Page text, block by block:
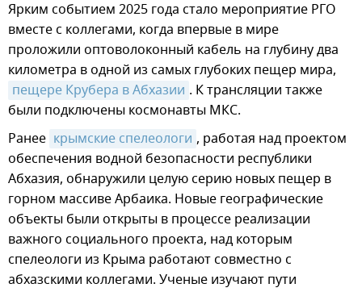
Ярким событием 2025 года стало мероприятие РГО
вместе с коллегами, когда впервые в мире
проложили оптоволоконный кабель на глубину два
километра в одной из самых глубоких пещер мира,
пещере Крубера в Абхазии . К трансляции также
были подключены космонавты МКС.
Ранее крымские спелеологи , работая над проектом
обеспечения водной безопасности республики
Абхазия, обнаружили целую серию новых пещер в
горном массиве Арбаика. Новые географические
объекты были открыты в процессе реализации
важного социального проекта, над которым
спелеологи из Крыма работают совместно с
абхазскими коллегами. Ученые изучают пути